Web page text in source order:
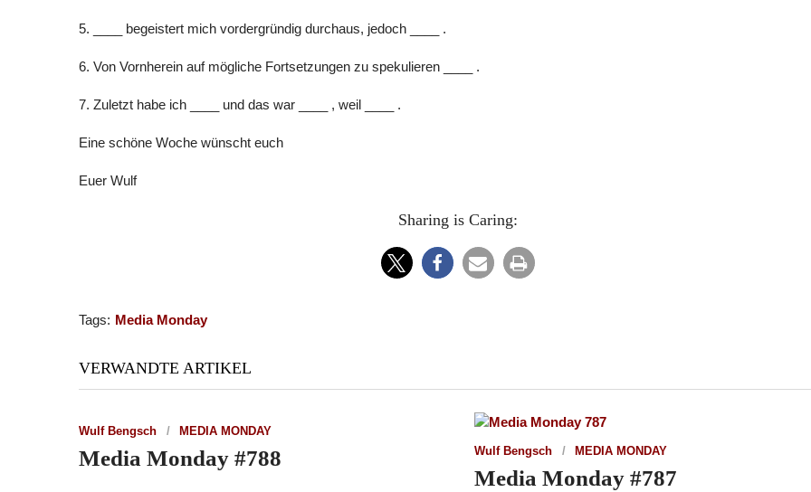
5. ____ begeistert mich vordergründig durchaus, jedoch ____ .
6. Von Vornherein auf mögliche Fortsetzungen zu spekulieren ____ .
7. Zuletzt habe ich ____ und das war ____ , weil ____ .
Eine schöne Woche wünscht euch
Euer Wulf
Sharing is Caring:
Tags: Media Monday
VERWANDTE ARTIKEL
Wulf Bengsch MEDIA MONDAY
Media Monday #788 Wulf Bengsch MEDIA MONDAY
Media Monday #787